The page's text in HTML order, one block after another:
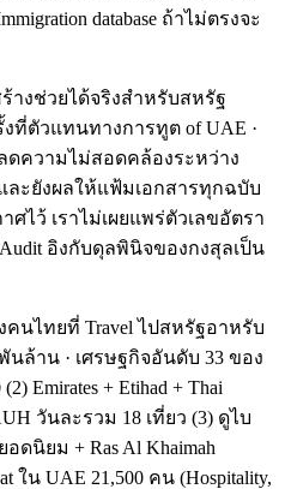
database ถ้าไม่ตรงจะ
างช่วยได้จริงสำหรับสหรัฐ
ที่ตัวแทนทางการทูต of UAE ·
ดความไม่สอดคล้องระหว่าง
และยังผลให้แฟ้มเอกสารทุกฉบับ
ศไว้ เราไม่เผยแพร่ตัวเลขอัตรา
อิงกับดุลพินิจของกงสุลเป็น
นไทยที่ Travel ไปสหรัฐอาหรับ
พันล้าน · เศรษฐกิจอันดับ 33 ของ
Emirates + Etihad + Thai
วันละรวม 18 เที่ยว (3) ดูไบ
ดนิยม + Ras Al Khaimah
ใน UAE 21,500 คน (Hospitality,